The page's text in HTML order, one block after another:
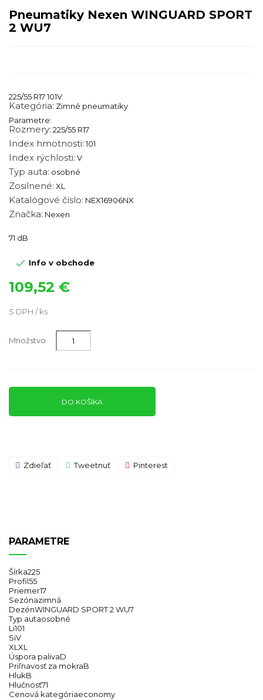
Pneumatiky Nexen WINGUARD SPORT
2 WU7
225/55 R17 101V
Kategória: Zimné pneumatiky
Parametre:
Rozmery: 225/55 R17
Index hmotnosti: 101
Index rýchlosti: V
Typ auta: osobné
Zosilnené: XL
Katalógové číslo: NEX16906NX
Značka: Nexen
71 dB
 Info v obchode
109,52 €
S DPH / ks
Množstvo
DO KOŠÍKA
Zdieľať Tweetnuť Pinterest
PARAMETRE
Šírka225
Profil55
Priemer17
Sezónazimná
DezénWINGUARD SPORT 2 WU7
Typ autaosobné
Li101
SiV
XLXL
Úspora palivaD
Priľnavosť za mokraB
HlukB
Hlučnosť71
Cenová kategóriaeconomy